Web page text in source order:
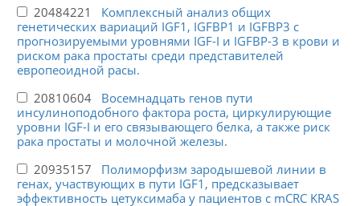
20484221 Комплексный анализ общих
генетических вариаций IGF1, IGFBP1 и IGFBP3 с
прогнозируемыми уровнями IGF-I и IGFBP-3 в крови и
риском рака простаты среди представителей
европеоидной расы.
20810604 Восемнадцать генов пути
инсулиноподобного фактора роста, циркулирующие
уровни IGF-I и его связывающего белка, а также риск
рака простаты и молочной железы.
20935157 Полиморфизм зародышевой линии в
генах, участвующих в пути IGF1, предсказывает
эффективность цетуксимаба у пациентов с mCRC KRAS